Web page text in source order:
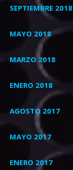
SEPTIEMBRE 2018
MAYO 2018
MARZO 2018
ENERO 2018
AGOSTO 2017
MAYO 2017
ENERO 2017